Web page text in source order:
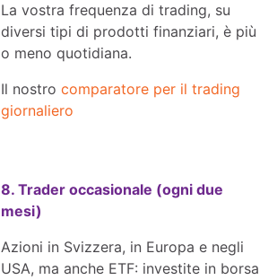
La vostra frequenza di trading, su
diversi tipi di prodotti finanziari, è più
o meno quotidiana.
Il nostro comparatore per il trading
giornaliero
8. Trader occasionale (ogni due
mesi)
Azioni in Svizzera, in Europa e negli
USA, ma anche ETF: investite in borsa